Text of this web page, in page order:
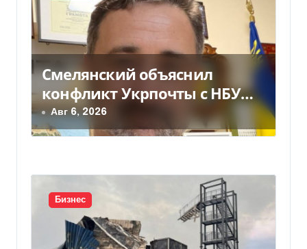
п
о
з
а
и
с
Смелянский объяснил
конфликт Укрпочты с НБУ
из-за платежек
Авг 6, 2026
Бизнес